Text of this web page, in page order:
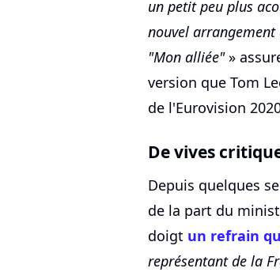
un petit peu plus
nouvel
"Mon alliée"»
version que Tom
de l'Eurovision
De vives
Depuis quelques
de la part du
doigt un refrain
représentant de la